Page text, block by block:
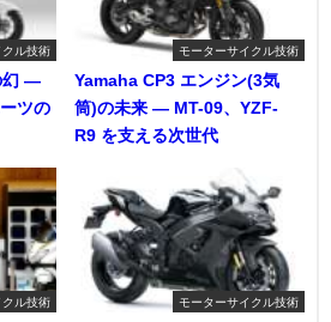
クル技術
幻 ―
ツの
モーターサイクル技術
Yamaha CP3 エンジン(3気
筒)の未来 ― MT-09、YZF-
R9 を支える次世代
クル技術 モーターサイクル技術